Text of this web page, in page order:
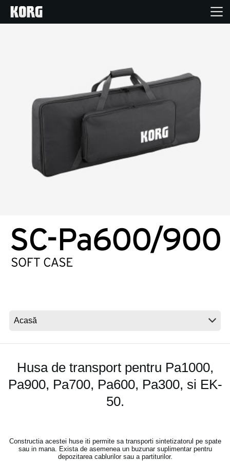
În Prim Plan
Asistență
Ştiri
Locaţie
Husa de transport pentru Pa1000,
Pa900, Pa700, Pa600, Pa300, si EK-
50.
Constructia acestei huse iti permite sa transporti sintetizatorul pe spate
sau in mana. Exista de asemenea un buzunar suplimentar pentru
depozitarea cablurilor sau a partiturilor.